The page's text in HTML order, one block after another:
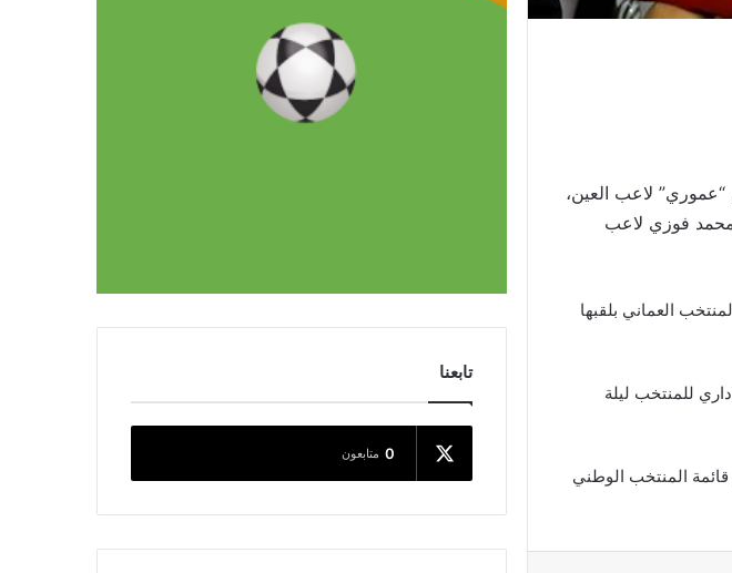
“عموري” لاعب العين،
درهم، وكذلك تغريم محمد فوزي لاعب
الخليج التي جرت في الكويت منذ أيام (خليجي 23)، وتوج المنتخب العماني بلقبها
للمنتخب ليلة
المنتخب الوطني
تابعنا
0 متابعون